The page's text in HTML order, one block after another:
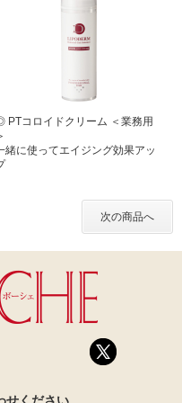
PTコロイドクリーム ＜業務用
緒に使ってエイジング効果アッ
次の商品へ
せください